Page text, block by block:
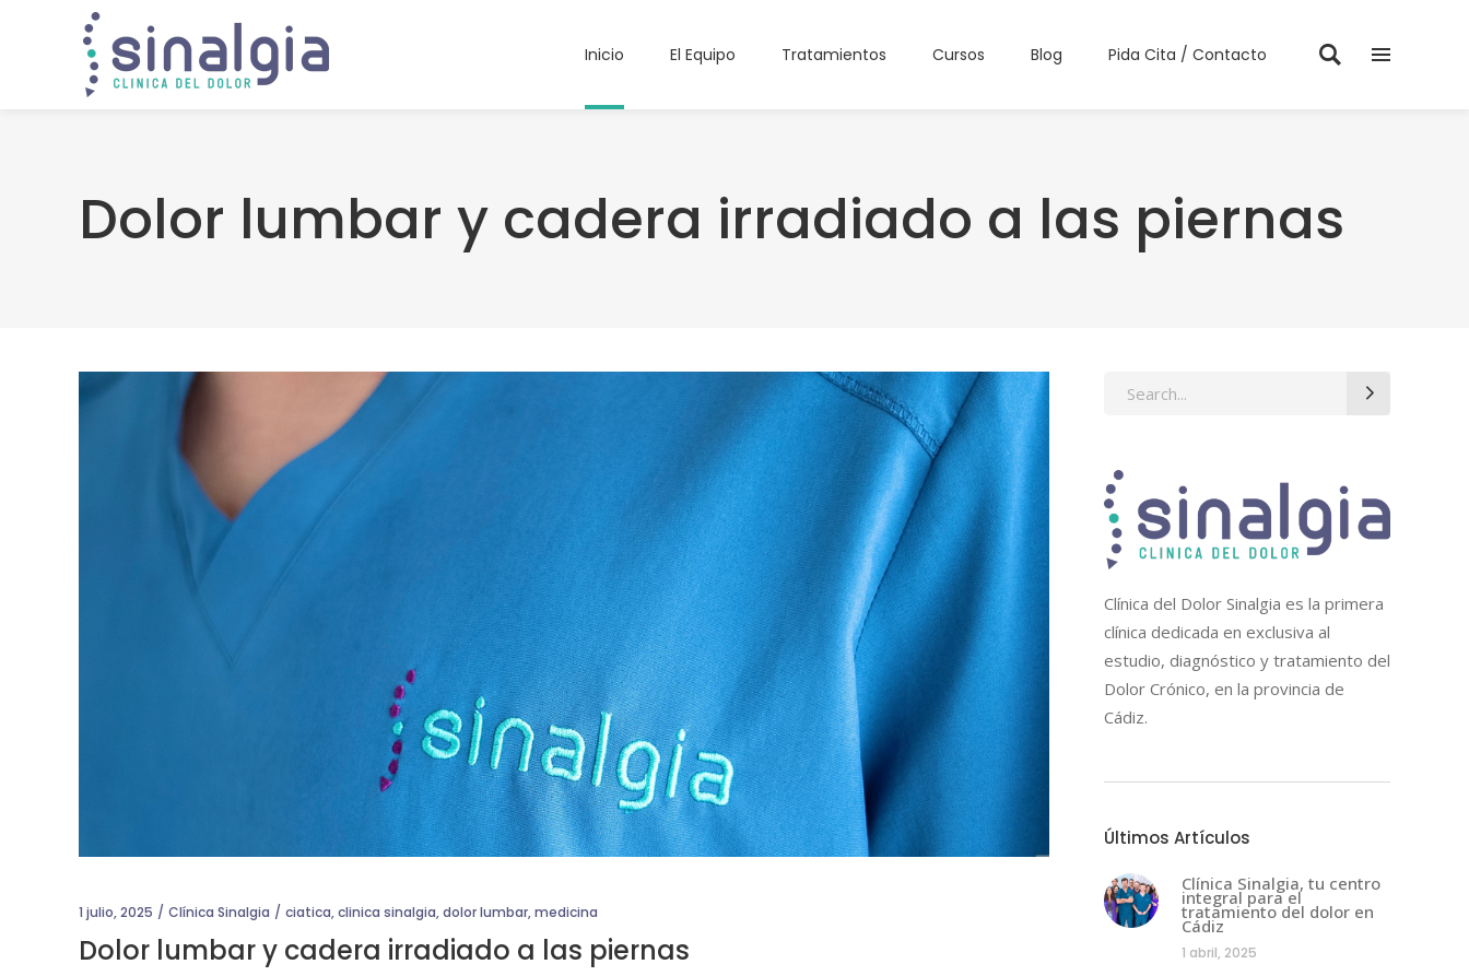
Inicio El Equipo Tratamientos Cursos Blog Pida Cita / Contacto
Dolor lumbar y cadera irradiado a las piernas
1 julio, 2025 Clínica Sinalgia ciatica,clinica sinalgia,dolor lumbar,medicina
Dolor lumbar y cadera irradiado a las piernas
Search
Clínica del Dolor Sinalgia es la primera
clínica dedicada en exclusiva al
estudio, diagnóstico y tratamiento del
Dolor Crónico, en la provincia de
Cádiz.
Últimos Artículos
Clínica Sinalgia, tu centro
integral para el
tratamiento del dolor en
Cádiz
1 abril, 2025